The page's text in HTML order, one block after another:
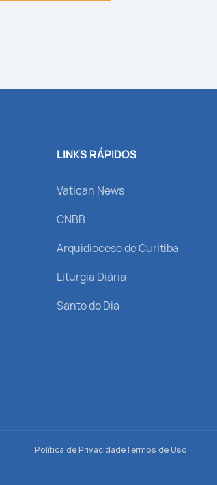
LINKS RÁPIDOS
Vatican News
CNBB
Arquidiocese de Curitiba
Liturgia Diária
Santo do Dia
Política de PrivacidadeTermos de Uso